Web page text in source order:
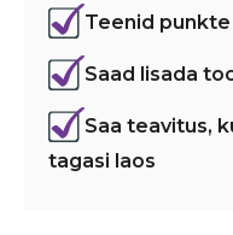
Teenid
Saad lisada
Saa teavitus,
tagasi laos